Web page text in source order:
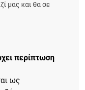
μας και θα σε
περίπτωση
ως